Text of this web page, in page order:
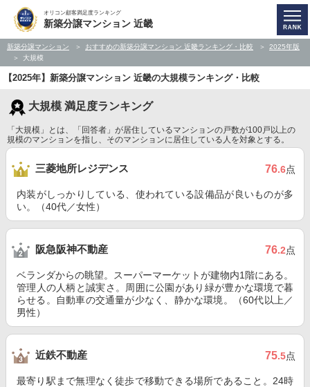
オリコン顧客満足度ランキング
新築分譲マンション 近畿
新築分譲マンション おすすめの新築分譲マンション 近畿ランキング・比較
2025年版
大規模
【2025年】新築分譲マンション 近畿の大規模ランキング・比較
大規模 満足度ランキング
「大規模」とは、「回答者」が居住しているマンションの戸数が100戸以上の
規模のマンションを指し、そのマンションに居住している人を対象とする。
三菱地所レジデンス 76.6点
内装がしっかりしている、使われている設備品が良いものが多
い。（40代／女性）
阪急阪神不動産 76.2点
ベランダからの眺望。スーパーマーケットが建物内1階にある。
管理人の人柄と誠実さ。周囲に公園があり緑が豊かな環境で暮
らせる。自動車の交通量が少なく、静かな環境。（60代以上／
男性）
近鉄不動産 75.5点
最寄り駅まで無理なく徒歩で移動できる場所であること。24時